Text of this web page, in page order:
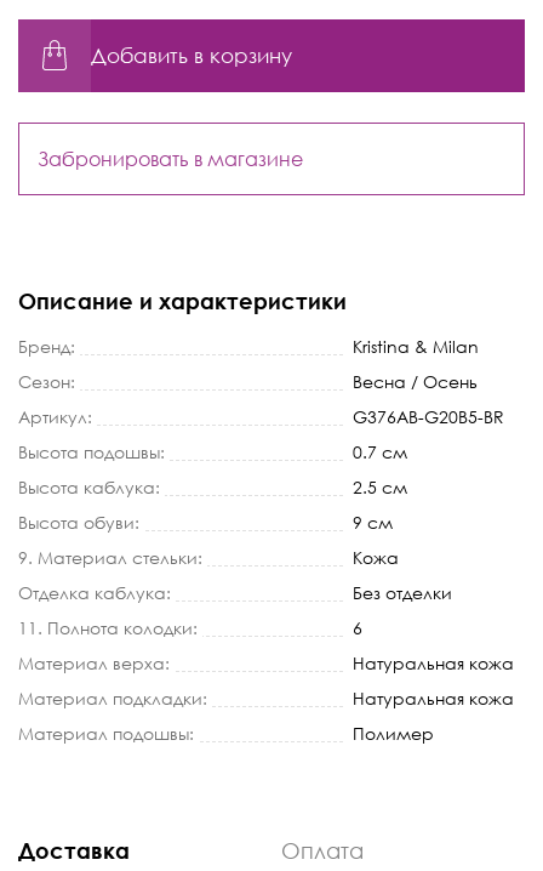
Добавить в корзину
Забронировать в магазине
Описание и характеристики
Бренд:
Kristina & Milan
Сезон:
Весна / Осень
Артикул:
G376AB-G20B5-BR
Высота подошвы:
0.7 см
Высота каблука:
2.5 см
Высота обуви:
9 см
9. Материал стельки:
Кожа
Отделка каблука:
Без отделки
11. Полнота колодки:
6
Материал верха:
Натуральная кожа
Материал подкладки:
Натуральная кожа
Материал подошвы:
Полимер
Доставка Оплата